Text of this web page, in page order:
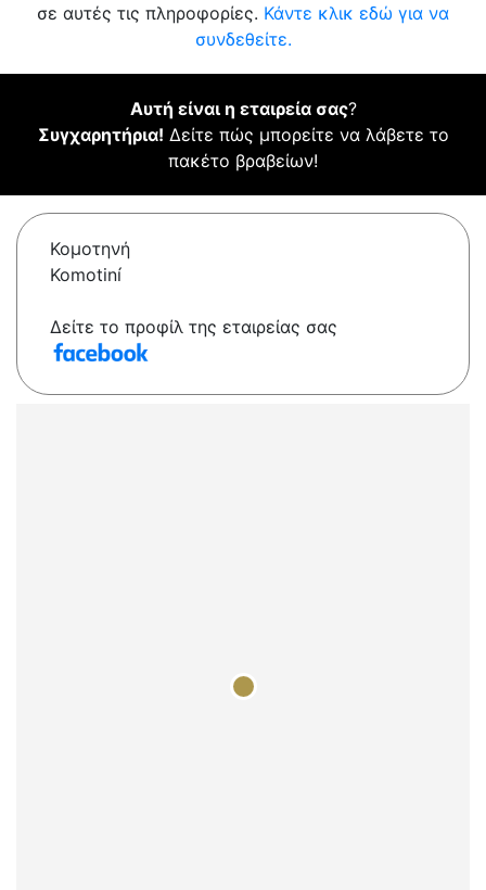
σε αυτές τις πληροφορίες. Κάντε κλικ εδώ για να
συνδεθείτε.
Αυτή είναι η εταιρεία σας?
Συγχαρητήρια! Δείτε πώς μπορείτε να λάβετε το
πακέτο βραβείων!
Κομοτηνή
Komotiní
Δείτε το προφίλ της εταιρείας σας